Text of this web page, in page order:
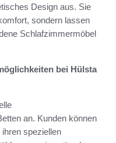
Design aus. Sie
sondern lassen
Schlafzimmermöbel
bei Hülsta
an. Kunden können
speziellen